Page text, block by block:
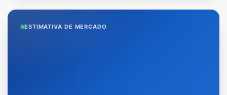
ESTIMATIVA DE MERCADO